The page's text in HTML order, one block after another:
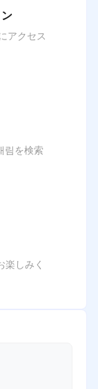
アクセス
림 を検索
楽しみく